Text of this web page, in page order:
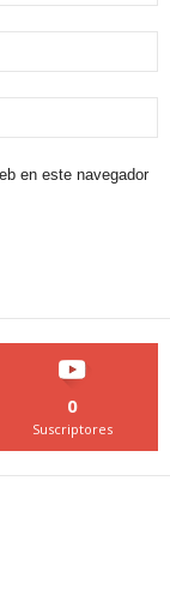
en este navegador
0
Suscriptores